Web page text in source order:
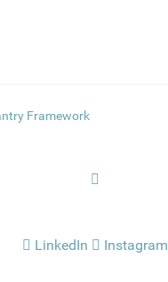
Framework
LinkedIn Instagram